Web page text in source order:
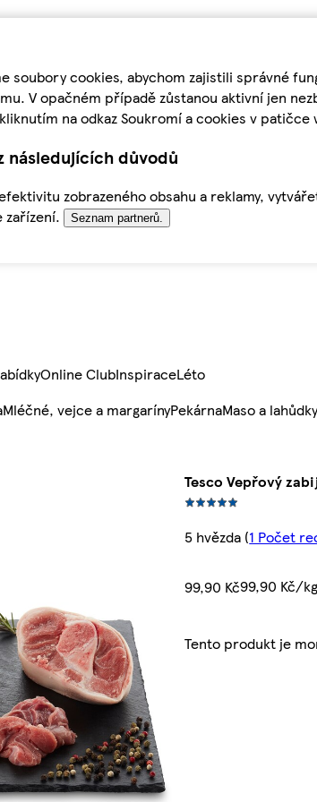
soubory cookies, abychom zajistili správné
V opačném případě zůstanou aktivní jen
na odkaz Soukromí a cookies v patičce
následujících důvodů
zobrazeného obsahu a reklamy,
zařízení.
Seznam partnerů.
Online ClubInspiraceLéto
Mléčné, vejce a margarínyPekárnaMaso a lahůdky
Tesco Vepřový
5 hvězda (1 Počet
99,90 Kč99,90 Kč/kg
Tento produkt je